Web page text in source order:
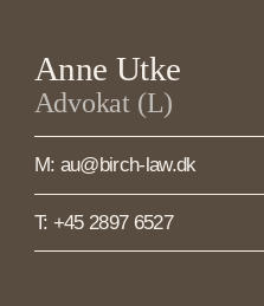
Anne Utke
Advokat (L)
M: au@birch-law.dk
T: +45 2897 6527